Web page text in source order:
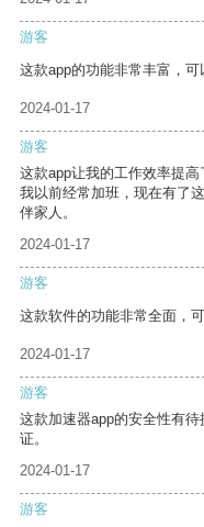
游客
这款app的功能非常丰富，可
2024-01-17
游客
这款app让我的工作效率提高
我以前经常加班，现在有了
伴家人。
2024-01-17
游客
这款软件的功能非常全面，
2024-01-17
游客
这款加速器app的安全性有
证。
2024-01-17
游客